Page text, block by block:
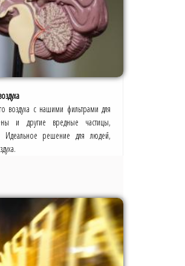
воздуха с нашими фильтрами для
и другие вредные частицы,
Идеальное решение для людей,